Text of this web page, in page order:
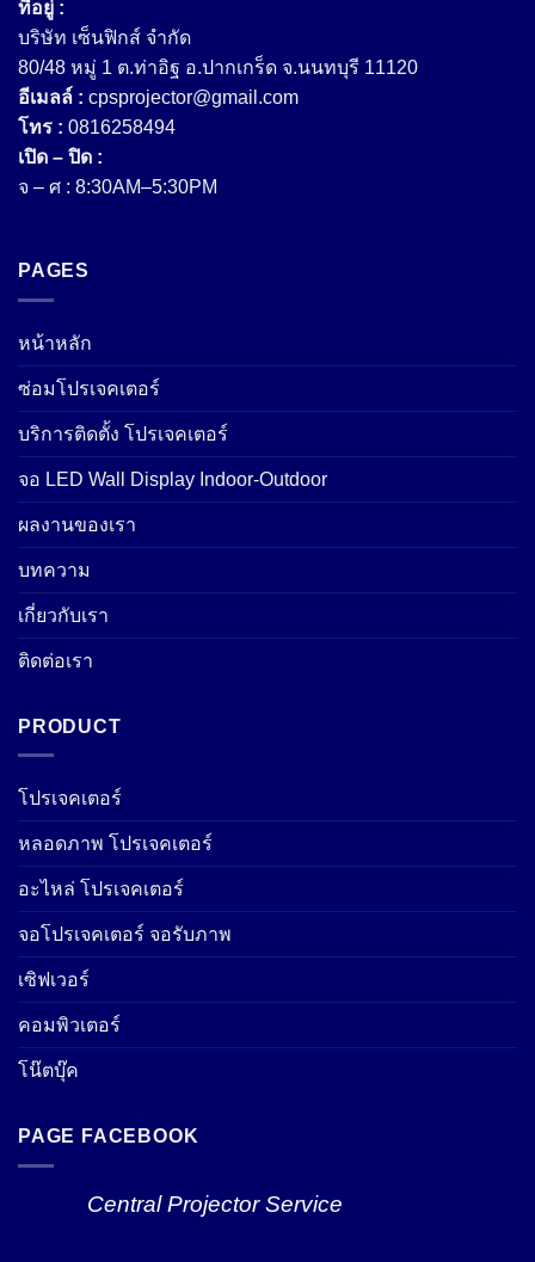
ที่อยู่ :
บริษัท เซ็นฟิกส์ จํากัด
80/48 หมู่ 1 ต.ท่าอิฐ อ.ปากเกร็ด จ.นนทบุรี 11120
อีเมลล์ : cpsprojector@gmail.com
โทร : 0816258494
เปิด – ปิด :
จ – ศ : 8:30AM–5:30PM
PAGES
หน้าหลัก
ซ่อมโปรเจคเตอร์
บริการติดตั้ง โปรเจคเตอร์
จอ LED Wall Display Indoor-Outdoor
ผลงานของเรา
บทความ
เกี่ยวกับเรา
ติดต่อเรา
PRODUCT
โปรเจคเตอร์
หลอดภาพ โปรเจคเตอร์
อะไหล่ โปรเจคเตอร์
จอโปรเจคเตอร์ จอรับภาพ
เซิฟเวอร์
คอมพิวเตอร์
โน๊ตบุ๊ค
PAGE FACEBOOK
Central Projector Service